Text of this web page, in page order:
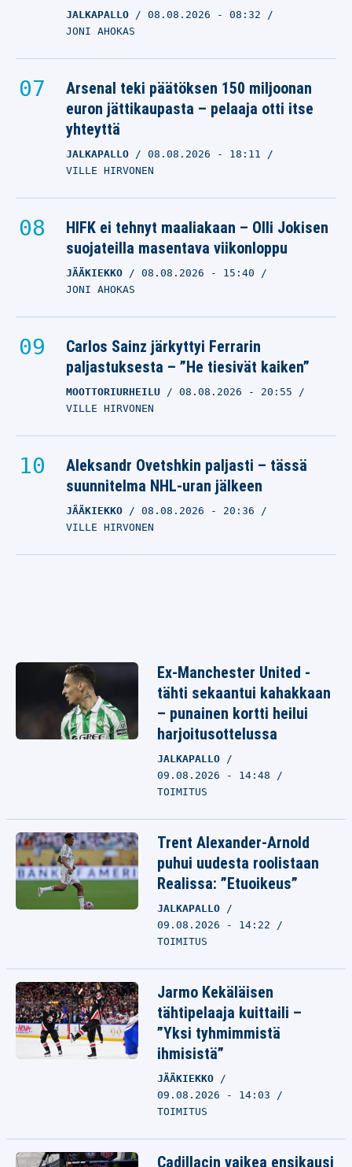
JALKAPALLO 08.08.2026 - 08:32
JONI AHOKAS
Arsenal teki päätöksen 150 miljoonan
euron jättikaupasta – pelaaja otti itse
yhteyttä
JALKAPALLO 08.08.2026 - 18:11
VILLE HIRVONEN
HIFK ei tehnyt maaliakaan – Olli Jokisen
suojateilla masentava viikonloppu
JÄÄKIEKKO 08.08.2026 - 15:40
JONI AHOKAS
Carlos Sainz järkyttyi Ferrarin
paljastuksesta – ”He tiesivät kaiken”
MOOTTORIURHEILU 08.08.2026 - 20:55
VILLE HIRVONEN
Aleksandr Ovetshkin paljasti – tässä
suunnitelma NHL-uran jälkeen
JÄÄKIEKKO 08.08.2026 - 20:36
VILLE HIRVONEN
Ex-Manchester United -
tähti sekaantui kahakkaan
– punainen kortti heilui
harjoitusottelussa
JALKAPALLO
09.08.2026 - 14:48
TOIMITUS
Trent Alexander-Arnold
puhui uudesta roolistaan
Realissa: ”Etuoikeus”
JALKAPALLO
09.08.2026 - 14:22
TOIMITUS
Jarmo Kekäläisen
tähtipelaaja kuittaili –
”Yksi tyhmimmistä
ihmisistä”
JÄÄKIEKKO
09.08.2026 - 14:03
TOIMITUS
Cadillacin vaikea ensikausi